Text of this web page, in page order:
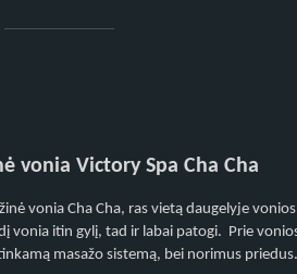
vonia Victory Spa Cha Cha
vonia Cha Cha, ras vietą daugelyje vonios
vonia itin gylį, tad ir labai patogi. Prie
masažo sistemą, bei norimus priedus.